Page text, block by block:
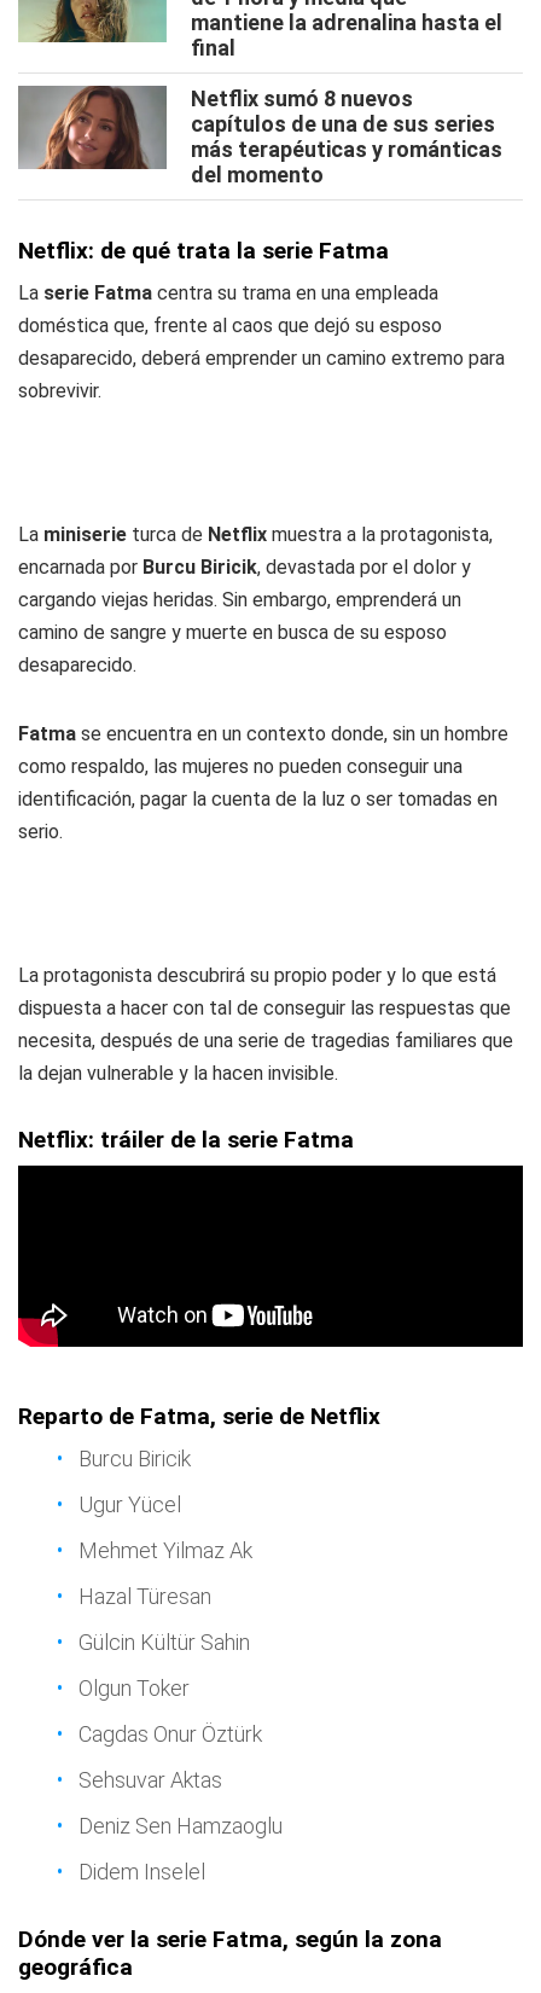
mantiene la adrenalina hasta el
final
Netflix sumó 8 nuevos
capítulos de una de sus series
más terapéuticas y románticas
del momento
Netflix: de qué trata la serie Fatma
La serie Fatma centra su trama en una empleada
doméstica que, frente al caos que dejó su esposo
desaparecido, deberá emprender un camino extremo para
sobrevivir.
La miniserie turca de Netflix muestra a la protagonista,
encarnada por Burcu Biricik, devastada por el dolor y
cargando viejas heridas. Sin embargo, emprenderá un
camino de sangre y muerte en busca de su esposo
desaparecido.
Fatma se encuentra en un contexto donde, sin un hombre
como respaldo, las mujeres no pueden conseguir una
identificación, pagar la cuenta de la luz o ser tomadas en
serio.
La protagonista descubrirá su propio poder y lo que está
dispuesta a hacer con tal de conseguir las respuestas que
necesita, después de una serie de tragedias familiares que
la dejan vulnerable y la hacen invisible.
Netflix: tráiler de la serie Fatma
Reparto de Fatma, serie de Netflix
Burcu Biricik
Ugur Yücel
Mehmet Yilmaz Ak
Hazal Türesan
Gülcin Kültür Sahin
Olgun Toker
Cagdas Onur Öztürk
Sehsuvar Aktas
Deniz Sen Hamzaoglu
Didem Inselel
Dónde ver la serie Fatma, según la zona
geográfica